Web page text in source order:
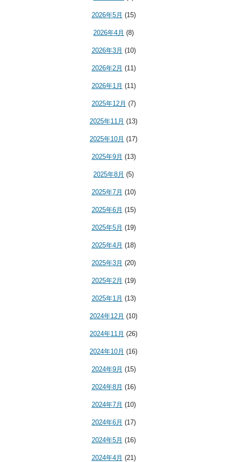
2026年5月 (15)
2026年4月 (8)
2026年3月 (10)
2026年2月 (11)
2026年1月 (11)
2025年12月 (7)
2025年11月 (13)
2025年10月 (17)
2025年9月 (13)
2025年8月 (5)
2025年7月 (10)
2025年6月 (15)
2025年5月 (19)
2025年4月 (18)
2025年3月 (20)
2025年2月 (19)
2025年1月 (13)
2024年12月 (10)
2024年11月 (26)
2024年10月 (16)
2024年9月 (15)
2024年8月 (16)
2024年7月 (10)
2024年6月 (17)
2024年5月 (16)
2024年4月 (21)